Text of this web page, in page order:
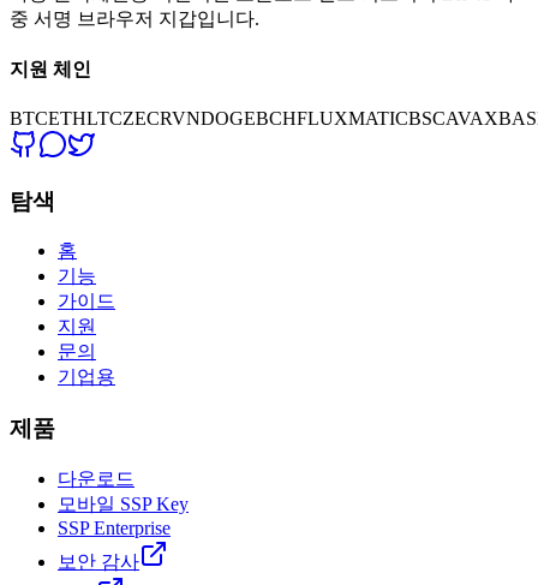
중 서명 브라우저 지갑입니다.
지원 체인
BTCETHLTCZECRVNDOGEBCHFLUXMATICBSCAVAX
탐색
홈
기능
가이드
지원
문의
기업용
제품
다운로드
모바일 SSP Key
SSP Enterprise
보안 감사